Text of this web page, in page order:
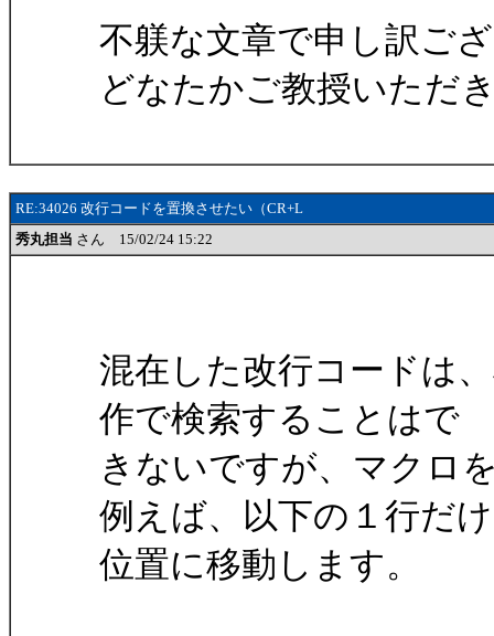
不躾な文章で申し訳ご
どなたかご教授いただ
RE:34026 改行コードを置換させたい（CR+L
秀丸担当 さん 15/02/24 15:22
混在した改行コードは
作で検索することはで
きないですが、マクロ
例えば、以下の１行だ
位置に移動します。